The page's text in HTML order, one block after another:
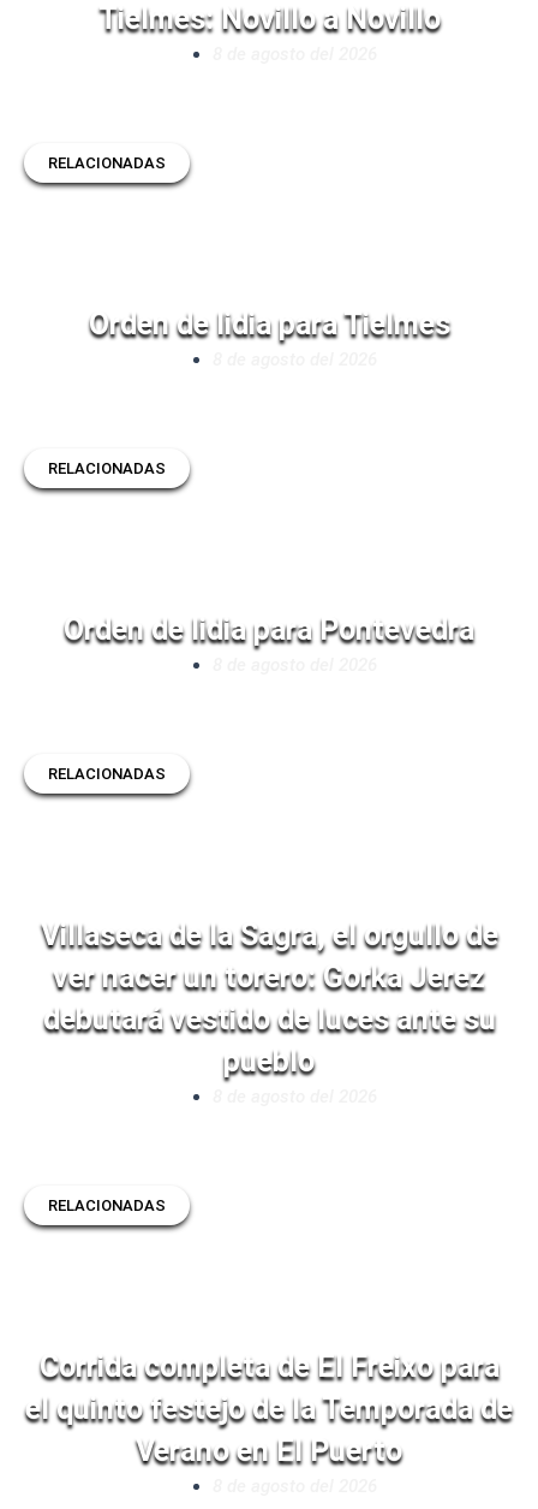
Tielmes: Novillo a Novillo
RELACIONADAS
Orden de lidia para Tielmes
RELACIONADAS
Orden de lidia para Pontevedra
RELACIONADAS
Villaseca de la Sagra, el orgullo de
ver nacer un torero: Gorka Jerez
debutará vestido de luces ante su
pueblo
RELACIONADAS
Corrida completa de El Freixo para
el quinto festejo de la Temporada de
Verano en El Puerto